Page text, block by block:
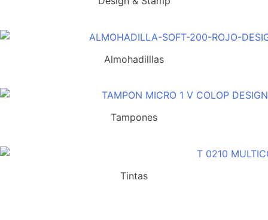
Almohadilllas
Tampones
Tintas